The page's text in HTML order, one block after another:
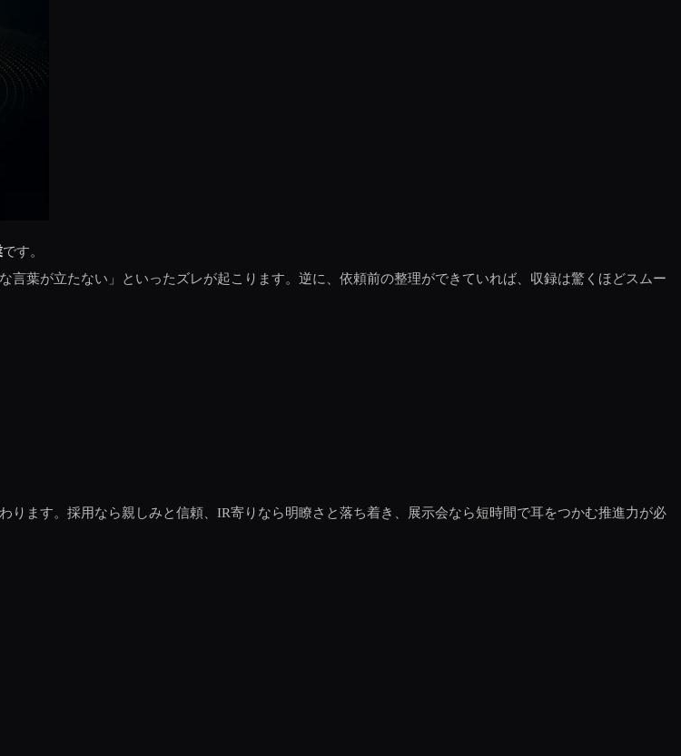
です。
葉が立たない」といったズレが起こります。逆に、依頼前の整理ができていれば、収録は驚くほどスムー
ます。採用なら親しみと信頼、IR寄りなら明瞭さと落ち着き、展示会なら短時間で耳をつかむ推進力が必